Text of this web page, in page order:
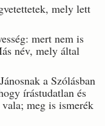
mely lett
mert nem is
név, mely által
a Szólásban
írástudatlan és
meg is ismerék